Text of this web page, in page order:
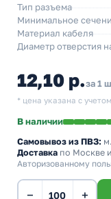
Тип разъема
Минимальное
Материал кабеля
Диаметр отверстия
12,10 р.за 1
* цена указана с
В наличии
Самовывоз из ПВЗ:
Доставка по Москве
Авторизованному
− +